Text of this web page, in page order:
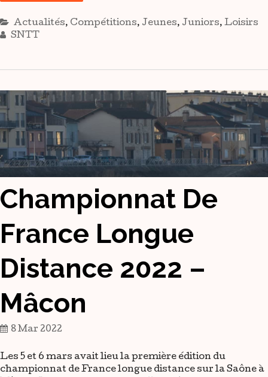
Actualités, Compétitions, Jeunes, Juniors, Loisirs
SNTT
Championnat De
France Longue
Distance 2022 –
Mâcon
8 Mar 2022
Les 5 et 6 mars avait lieu la première édition du
championnat de France longue distance sur la Saône à